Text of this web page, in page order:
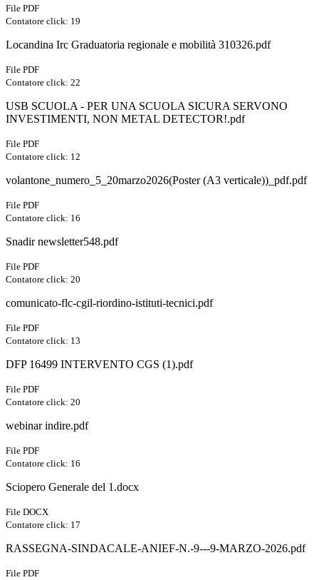
File PDF
Contatore click: 19
Locandina Irc Graduatoria regionale e mobilità 310326.pdf
File PDF
Contatore click: 22
USB SCUOLA - PER UNA SCUOLA SICURA SERVONO
INVESTIMENTI, NON METAL DETECTOR!.pdf
File PDF
Contatore click: 12
volantone_numero_5_20marzo2026(Poster (A3 verticale))_pdf.pdf
File PDF
Contatore click: 16
Snadir newsletter548.pdf
File PDF
Contatore click: 20
comunicato-flc-cgil-riordino-istituti-tecnici.pdf
File PDF
Contatore click: 13
DFP 16499 INTERVENTO CGS (1).pdf
File PDF
Contatore click: 20
webinar indire.pdf
File PDF
Contatore click: 16
Sciopero Generale del 1.docx
File DOCX
Contatore click: 17
RASSEGNA-SINDACALE-ANIEF-N.-9---9-MARZO-2026.pdf
File PDF